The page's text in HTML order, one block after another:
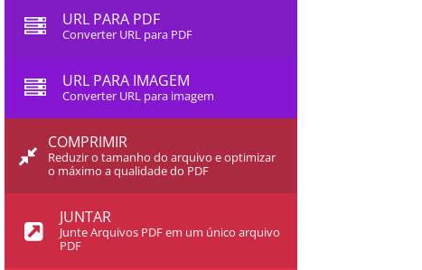
URL PARA PDF
Converter URL para PDF
URL PARA IMAGEM
Converter URL para imagem
COMPRIMIR
Reduzir o tamanho do arquivo e optimizar
o máximo a qualidade do PDF
JUNTAR
Junte Arquivos PDF em um único arquivo
PDF